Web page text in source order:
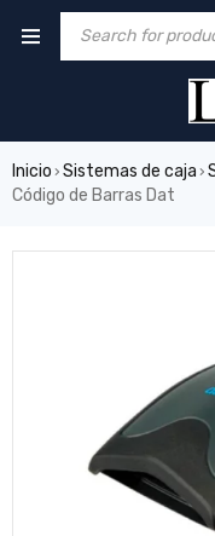
Inicio › Sistemas de caja ›
Código de Barras Dat